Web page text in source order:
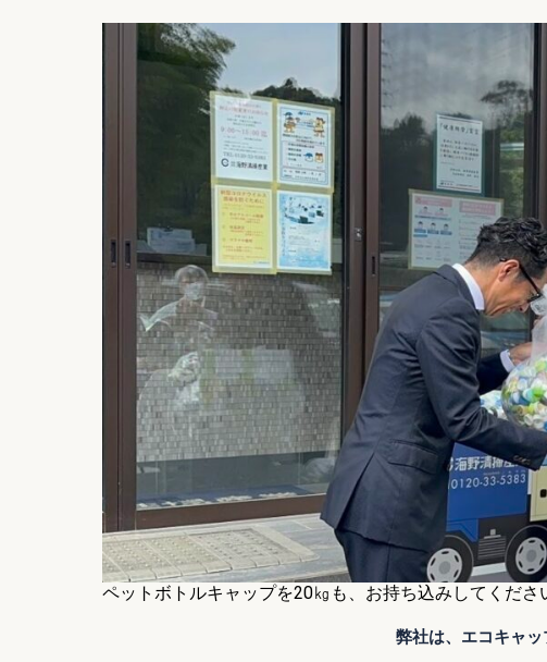
ペットボトルキャップを20㎏も、お持ち込みしてくださ
弊社は、エコキャ